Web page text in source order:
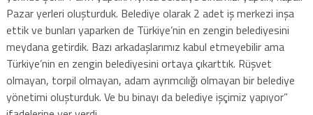
Pazar yerleri oluşturduk. Belediye olarak 2 adet iş merkezi inşa
ettik ve bunları yaparken de Türkiye’nin en zengin belediyesini
meydana getirdik. Bazı arkadaşlarımız kabul etmeyebilir ama
Türkiye’nin en zengin belediyesini ortaya çıkarttık. Rüşvet
olmayan, torpil olmayan, adam ayrımcılığı olmayan bir belediye
yönetimi oluşturduk. Ve bu binayı da belediye işçimiz yapıyor”